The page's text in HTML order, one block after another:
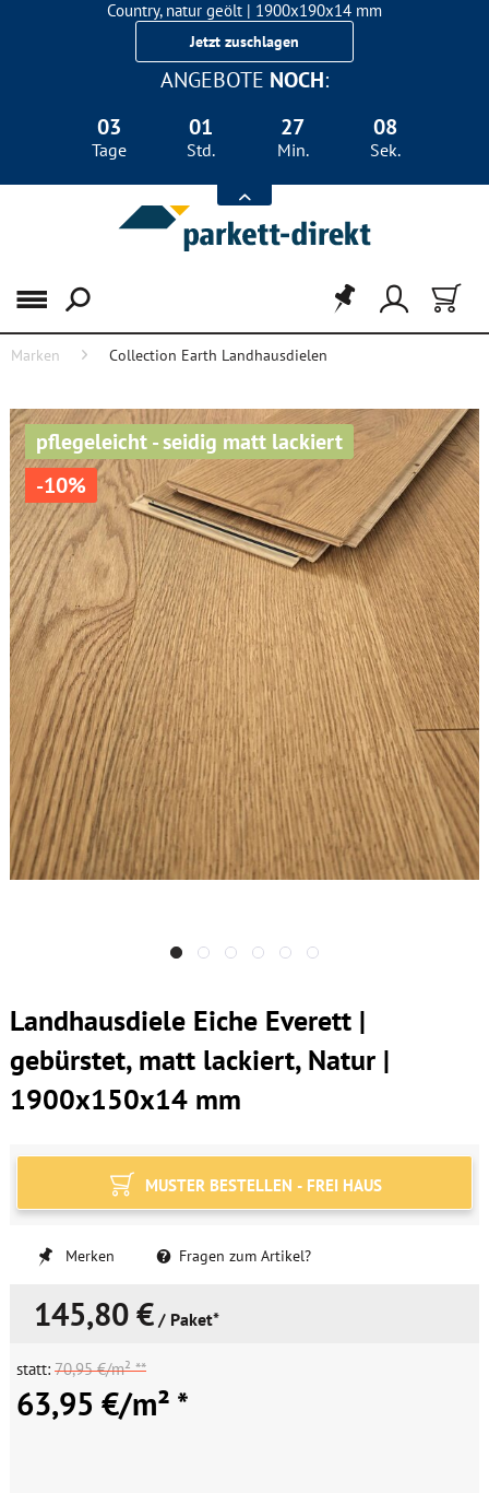
Country, natur geölt | 1900x190x14 mm
Landhausdiele Eiche für nur 29,90 €/m²
Jetzt zuschlagen
ANGEBOTE NOCH:
03
Tage
01
Std.
27
Min.
08
Sek.
Menü
Marken Collection Earth Landhausdielen
pflegeleicht - seidig matt lackiert
-10%
Landhausdiele Eiche Everett |
gebürstet, matt lackiert, Natur |
1900x150x14 mm
MUSTER BESTELLEN - FREI HAUS
Merken Fragen zum Artikel?
145,80 € / Paket*
statt: 70,95 €/m² **
63,95 €/m² *